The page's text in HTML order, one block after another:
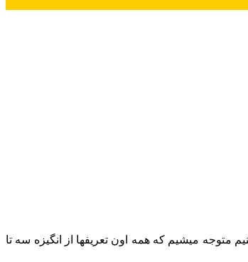
متوجه میشیم که همه اون تعریفها از انگیزه سه تا